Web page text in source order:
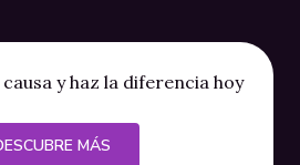
y haz la diferencia hoy
MÁS